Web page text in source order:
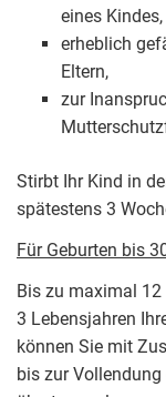
eines Kindes,
erheblich
Eltern,
zur
Stirbt Ihr Kind in
spätestens 3
Für Geburten bis
Bis zu maximal 12
3 Lebensjahren
können Sie mit
bis zur